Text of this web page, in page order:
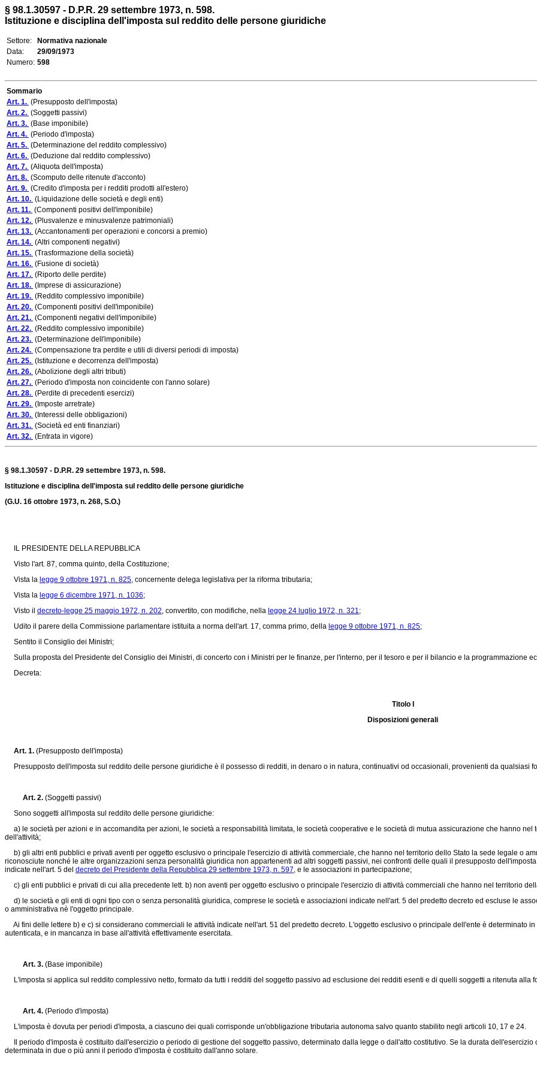
§ 98.1.30597 - D.P.R. 29 settembre 1973, n. 598.
Istituzione e disciplina dell'imposta sul reddito delle persone giuridiche
Settore:
Normativa nazionale
Data:
29/09/1973
Numero: 598
Sommario
Art. 1. (Presupposto dell'imposta)
Art. 2. (Soggetti passivi)
Art. 3. (Base imponibile)
Art. 4. (Periodo d'imposta)
Art. 5. (Determinazione del reddito complessivo)
Art. 6. (Deduzione dal reddito complessivo)
Art. 7. (Aliquota dell'imposta)
Art. 8. (Scomputo delle ritenute d'acconto)
Art. 9. (Credito d'imposta per i redditi prodotti all'estero)
Art. 10. (Liquidazione delle società e degli enti)
Art. 11. (Componenti positivi dell'imponibile)
Art. 12. (Plusvalenze e minusvalenze patrimoniali)
Art. 13. (Accantonamenti per operazioni e concorsi a premio)
Art. 14. (Altri componenti negativi)
Art. 15. (Trasformazione della società)
Art. 16. (Fusione di società)
Art. 17. (Riporto delle perdite)
Art. 18. (Imprese di assicurazione)
Art. 19. (Reddito complessivo imponibile)
Art. 20. (Componenti positivi dell'imponibile)
Art. 21. (Componenti negativi dell'imponibile)
Art. 22. (Reddito complessivo imponibile)
Art. 23. (Determinazione dell'imponibile)
Art. 24. (Compensazione tra perdite e utili di diversi periodi di imposta)
Art. 25. (Istituzione e decorrenza dell'imposta)
Art. 26. (Abolizione degli altri tributi)
Art. 27. (Periodo d'imposta non coincidente con l'anno solare)
Art. 28. (Perdite di precedenti esercizi)
Art. 29. (Imposte arretrate)
Art. 30. (Interessi delle obbligazioni)
Art. 31. (Società ed enti finanziari)
Art. 32. (Entrata in vigore)
§ 98.1.30597 - D.P.R. 29 settembre 1973, n. 598.
Istituzione e disciplina dell'imposta sul reddito delle persone giuridiche
(G.U. 16 ottobre 1973, n. 268, S.O.)
IL PRESIDENTE DELLA REPUBBLICA
Visto l'art. 87, comma quinto, della Costituzione;
Vista la legge 9 ottobre 1971, n. 825, concernente delega legislativa per la riforma tributaria;
Vista la legge 6 dicembre 1971, n. 1036;
Visto il decreto-legge 25 maggio 1972, n. 202, convertito, con modifiche, nella legge 24 luglio 1972, n. 321;
Udito il parere della Commissione parlamentare istituita a norma dell'art. 17, comma primo, della legge 9 ottobre 1971, n. 825;
Sentito il Consiglio dei Ministri;
Sulla proposta del Presidente del Consiglio dei Ministri, di concerto con i Ministri per le finanze, per l'interno, per il tesoro e per il bilancio e la programmazione
Decreta:
Titolo I
Disposizioni generali
Art. 1. (Presupposto dell'imposta)
Presupposto dell'imposta sul reddito delle persone giuridiche è il possesso di redditi, in denaro o in natura, continuativi od occasionali, provenienti da qualsiasi
Art. 2. (Soggetti passivi)
Sono soggetti all'imposta sul reddito delle persone giuridiche:
a) le società per azioni e in accomandita per azioni, le società a responsabilità limitata, le società cooperative e le società di mutua assicurazione che hanno
dell'attività;
b) gli altri enti pubblici e privati aventi per oggetto esclusivo o principale l'esercizio di attività commerciale, che hanno nel territorio dello Stato la sede legale o
riconosciute nonché le altre organizzazioni senza personalità giuridica non appartenenti ad altri soggetti passivi, nei confronti delle quali il presupposto
indicate nell'art. 5 del decreto del Presidente della Repubblica 29 settembre 1973, n. 597, e le associazioni in partecipazione;
c) gli enti pubblici e privati di cui alla precedente lett. b) non aventi per oggetto esclusivo o principale l'esercizio di attività commerciali che hanno nel territorio
d) le società e gli enti di ogni tipo con o senza personalità giuridica, comprese le società e associazioni indicate nell'art. 5 del predetto decreto ed escluse le
o amministrativa nè l'oggetto principale.
Ai fini delle lettere b) e c) si considerano commerciali le attività indicate nell'art. 51 del predetto decreto. L'oggetto esclusivo o principale dell'ente è determinato
autenticata, e in mancanza in base all'attività effettivamente esercitata.
Art. 3. (Base imponibile)
L'imposta si applica sul reddito complessivo netto, formato da tutti i redditi del soggetto passivo ad esclusione dei redditi esenti e di quelli soggetti a ritenuta alla
Art. 4. (Periodo d'imposta)
L'imposta è dovuta per periodi d'imposta, a ciascuno dei quali corrisponde un'obbligazione tributaria autonoma salvo quanto stabilito negli articoli 10, 17 e 24.
Il periodo d'imposta è costituito dall'esercizio o periodo di gestione del soggetto passivo, determinato dalla legge o dall'atto costitutivo. Se la durata
determinata in due o più anni il periodo d'imposta è costituito dall'anno solare.